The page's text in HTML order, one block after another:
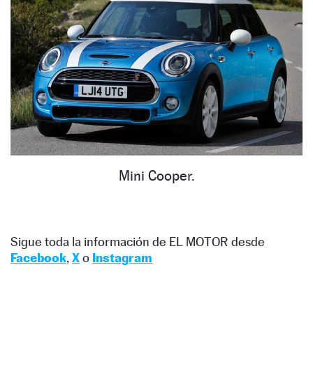
Mini Cooper.
Sigue toda la información de EL MOTOR desde
Facebook, Xo Instagram